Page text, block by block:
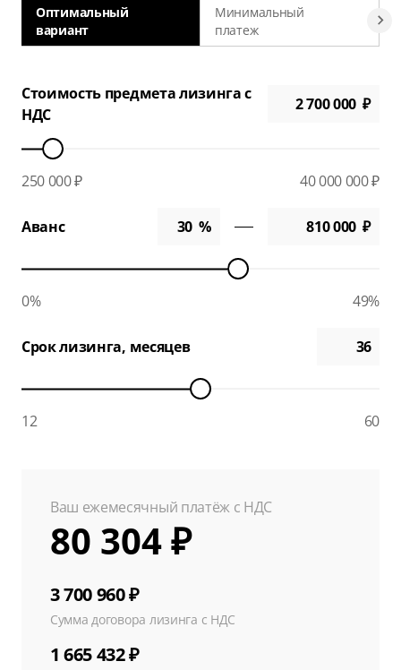
Оптимальный
вариант
Минимальный
платеж
Стоимость предмета лизинга с
НДС
250 000 ₽ 40 000 000 ₽
Аванс
0% 49%
Срок лизинга, месяцев
12 60
Ваш ежемесячный платёж с НДС
80 304 ₽
3 700 960 ₽
Сумма договора лизинга с НДС
1 665 432 ₽